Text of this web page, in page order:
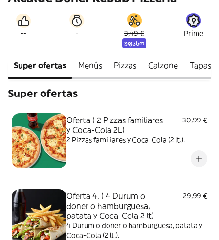
-- - 3,49 €
უფასო
Prime
Super ofertas Menús Pizzas Calzone Tapas
Super ofertas
Oferta ( 2 Pizzas familiares
y Coca-Cola 2L)
30,99 €
2 Pizzas familiares y Coca-Cola (2 lt.).
Oferta 4. ( 4 Durum o
doner o hamburguesa,
patata y Coca-Cola 2 lt)
29,99 €
4 Durum o doner o hamburguesa, patata y
Coca-Cola (2 lt.).